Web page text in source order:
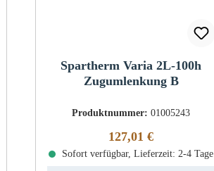
Spartherm Varia 2L-100h
Zugumlenkung B
Produktnummer:01005243
Regulärer Preis:
127,01 €
Sofort verfügbar, Lieferzeit: 2-4 Tage